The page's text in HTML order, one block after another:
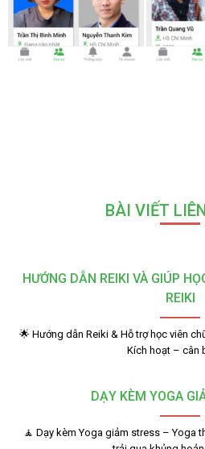
BÀI VIẾT
HƯỚNG DẪN REIKI VÀ GIÚP
REIKI
🌟 Hướng dẫn Reiki & Hỗ trợ học viên
Kích hoạt – cân
DẠY KÈM YOGA
🧘 Dạy kèm Yoga giảm stress – Yoga